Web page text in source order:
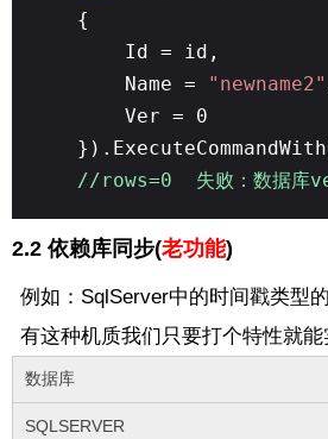
{
Id = id,
Name =
"newname2"
Ver = 0
//rows=0 失败：数据库
2.2 依赖库同步(老功能)
例如：SqlServer中的时间戳类型
有这种机质我们只要打个特性就
数据库
SQLSERVER